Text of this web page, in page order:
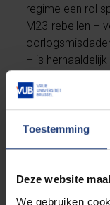
Toestemming
Deze website
We gebruiken
regime een rol
M23-rebellen –
– is
directe steun
platgebrand,
militaire rangen
gemeenschap
hoofd ziet, ze